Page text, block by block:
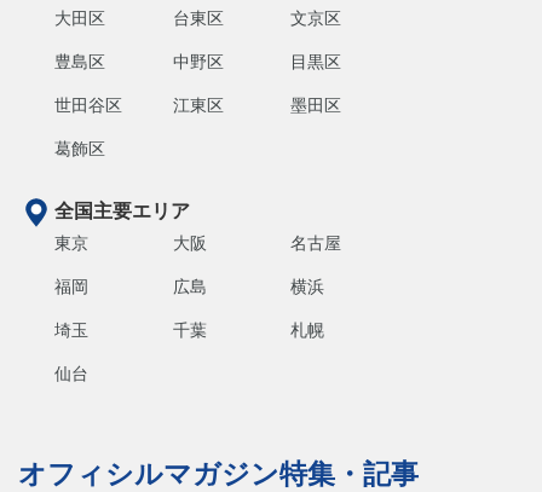
大田区 台東区 文京区
豊島区 中野区 目黒区
世田谷区 江東区 墨田区
葛飾区
全国主要エリア
東京 大阪 名古屋
福岡 広島 横浜
埼玉 千葉 札幌
仙台
オフィシルマガジン特集・記事